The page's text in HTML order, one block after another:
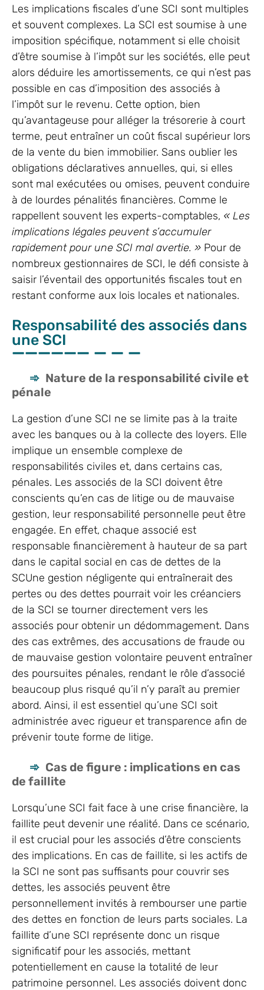
Les implications fiscales d’une SCI sont multiples
et souvent complexes. La SCI est soumise à une
imposition spécifique, notamment si elle choisit
d’être soumise à l’impôt sur les sociétés, elle peut
alors déduire les amortissements, ce qui n’est pas
possible en cas d’imposition des associés à
l’impôt sur le revenu. Cette option, bien
qu’avantageuse pour alléger la trésorerie à court
terme, peut entraîner un coût fiscal supérieur lors
de la vente du bien immobilier. Sans oublier les
obligations déclaratives annuelles, qui, si elles
sont mal exécutées ou omises, peuvent conduire
à de lourdes pénalités financières. Comme le
rappellent souvent les experts-comptables, « Les
implications légales peuvent s’accumuler
rapidement pour une SCI mal avertie. » Pour de
nombreux gestionnaires de SCI, le défi consiste à
saisir l’éventail des opportunités fiscales tout en
restant conforme aux lois locales et nationales.
Responsabilité des associés dans
une SCI
Nature de la responsabilité civile et
pénale
La gestion d’une SCI ne se limite pas à la traite
avec les banques ou à la collecte des loyers. Elle
implique un ensemble complexe de
responsabilités civiles et, dans certains cas,
pénales. Les associés de la SCI doivent être
conscients qu’en cas de litige ou de mauvaise
gestion, leur responsabilité personnelle peut être
engagée. En effet, chaque associé est
responsable financièrement à hauteur de sa part
dans le capital social en cas de dettes de la
SCUne gestion négligente qui entraînerait des
pertes ou des dettes pourrait voir les créanciers
de la SCI se tourner directement vers les
associés pour obtenir un dédommagement. Dans
des cas extrêmes, des accusations de fraude ou
de mauvaise gestion volontaire peuvent entraîner
des poursuites pénales, rendant le rôle d’associé
beaucoup plus risqué qu’il n’y paraît au premier
abord. Ainsi, il est essentiel qu’une SCI soit
administrée avec rigueur et transparence afin de
prévenir toute forme de litige.
Cas de figure : implications en cas
de faillite
Lorsqu’une SCI fait face à une crise financière, la
faillite peut devenir une réalité. Dans ce scénario,
il est crucial pour les associés d’être conscients
des implications. En cas de faillite, si les actifs de
la SCI ne sont pas suffisants pour couvrir ses
dettes, les associés peuvent être
personnellement invités à rembourser une partie
des dettes en fonction de leurs parts sociales. La
faillite d’une SCI représente donc un risque
significatif pour les associés, mettant
potentiellement en cause la totalité de leur
patrimoine personnel. Les associés doivent donc